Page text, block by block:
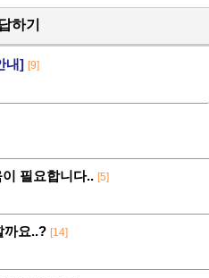
하기
내] [9]
필요합니다.. [5]
까요..? [14]